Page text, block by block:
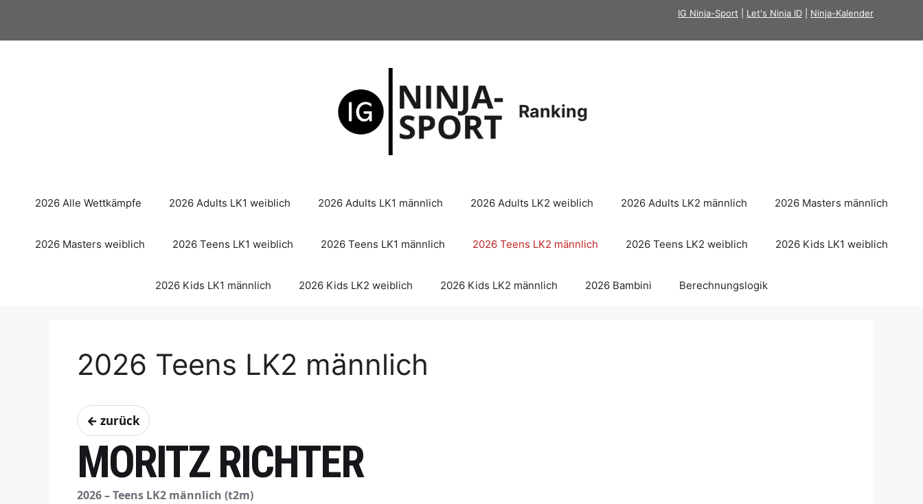
springen
IG Ninja-Sport Let's Ninja ID Ninja-Kalender
Ranking
2026 Alle Wettkämpfe 2026 Adults LK1 weiblich 2026 Adults LK1 männlich 2026 Adults LK2 weiblich 2026 Adults LK2 männlich 2026 Masters männlich
2026 Masters weiblich 2026 Teens LK1 weiblich 2026 Teens LK1 männlich 2026 Teens LK2 männlich 2026 Teens LK2 weiblich 2026 Kids LK1 weiblich
2026 Kids LK1 männlich 2026 Kids LK2 weiblich 2026 Kids LK2 männlich 2026 Bambini Berechnungslogik
2026 Teens LK2 männlich
← zurück
MORITZ RICHTER
2026 – Teens LK2 männlich (t2m)